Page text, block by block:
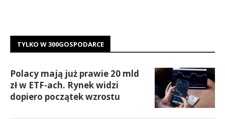
TYLKO W 300GOSPODARCE
Polacy mają już prawie 20 mld
zł w ETF-ach. Rynek widzi
dopiero początek wzrostu